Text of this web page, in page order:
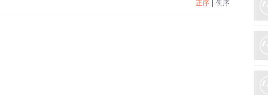
正序 倒序